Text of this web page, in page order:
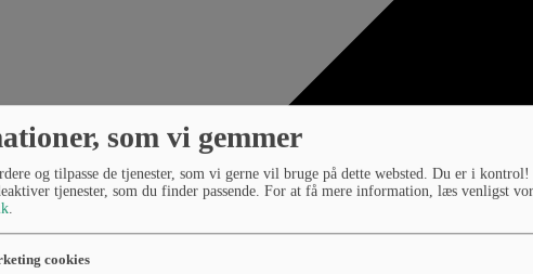
som vi gemmer
og tilpasse de tjenester, som vi gerne vil bruge på dette websted. Du er i kontrol!
tjenester, som du finder passende. For at få mere information, læs venligst
.
cookies